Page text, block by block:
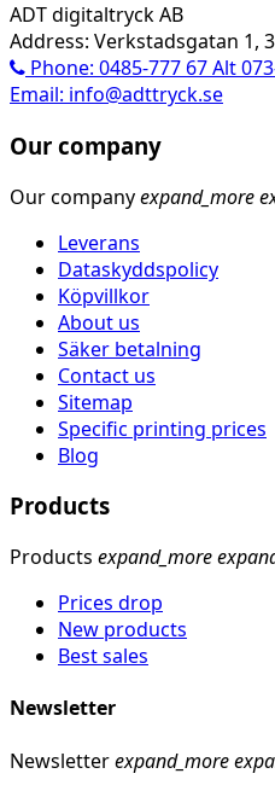
ADT digitaltryck AB
Address: Verkstadsgatan 1,
Phone: 0485-777 67 Alt
Email: info@adttryck.se
Our company
Our companyexpand_more
Leverans
Dataskyddspolicy
Köpvillkor
About us
Säker betalning
Contact us
Sitemap
Specific printing prices
Blog
Products
Products expand_more
Prices drop
New products
Best sales
Newsletter
Newsletterexpand_more